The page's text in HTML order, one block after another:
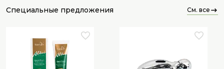
специальные предложения см. все